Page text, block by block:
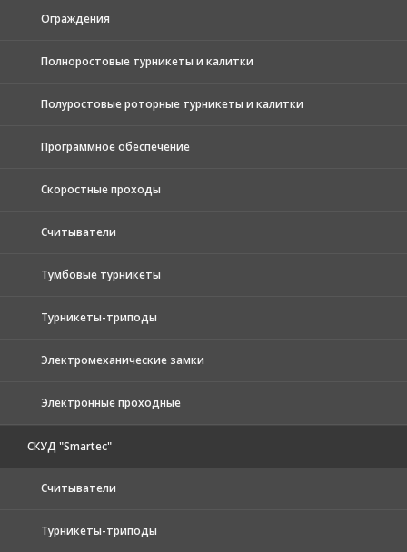
Ограждения
Полноростовые турникеты и калитки
Полуростовые роторные турникеты и калитки
Программное обеспечение
Скоростные проходы
Считыватели
Тумбовые турникеты
Турникеты-триподы
Электромеханические замки
Электронные проходные
СКУД "Smartec"
Считыватели
Турникеты-триподы